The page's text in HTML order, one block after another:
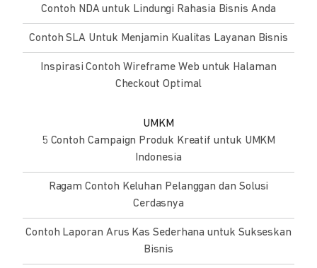
Contoh NDA untuk Lindungi Rahasia Bisnis Anda
Contoh SLA Untuk Menjamin Kualitas Layanan Bisnis
Inspirasi Contoh Wireframe Web untuk Halaman
Checkout Optimal
UMKM
5 Contoh Campaign Produk Kreatif untuk UMKM
Indonesia
Ragam Contoh Keluhan Pelanggan dan Solusi
Cerdasnya
Contoh Laporan Arus Kas Sederhana untuk Sukseskan
Bisnis